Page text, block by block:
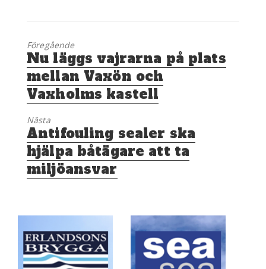
Föregående
Föregående
inlägg:
Nu läggs vajrarna på plats
mellan Vaxön och
Vaxholms kastell
Nästa
Nästa
inlägg:
Antifouling sealer ska
hjälpa båtägare att ta
miljöansvar